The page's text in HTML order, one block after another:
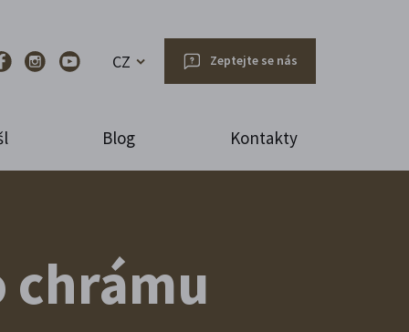
CZ Zeptejte se nás
Blog Kontakty